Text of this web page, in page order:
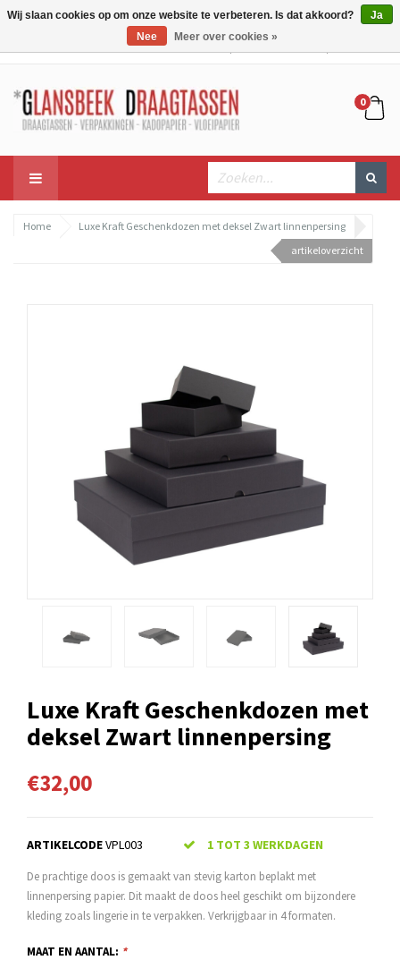
0
Home
Luxe Kraft Geschenkdozen met deksel Zwart linnenpersing
artikeloverzicht
Luxe Kraft Geschenkdozen met
deksel Zwart linnenpersing
€32,00
ARTIKELCODEVPL003 1 TOT 3 WERKDAGEN
De prachtige doos is gemaakt van stevig karton beplakt met
linnenpersing papier. Dit maakt de doos heel geschikt om bijzondere
kleding zoals lingerie in te verpakken. Verkrijgbaar in 4 formaten.
MAAT EN AANTAL: *
Wij slaan cookies op om onze website te verbeteren. Is dat akkoord?
Ja
Nee
Meer over cookies »